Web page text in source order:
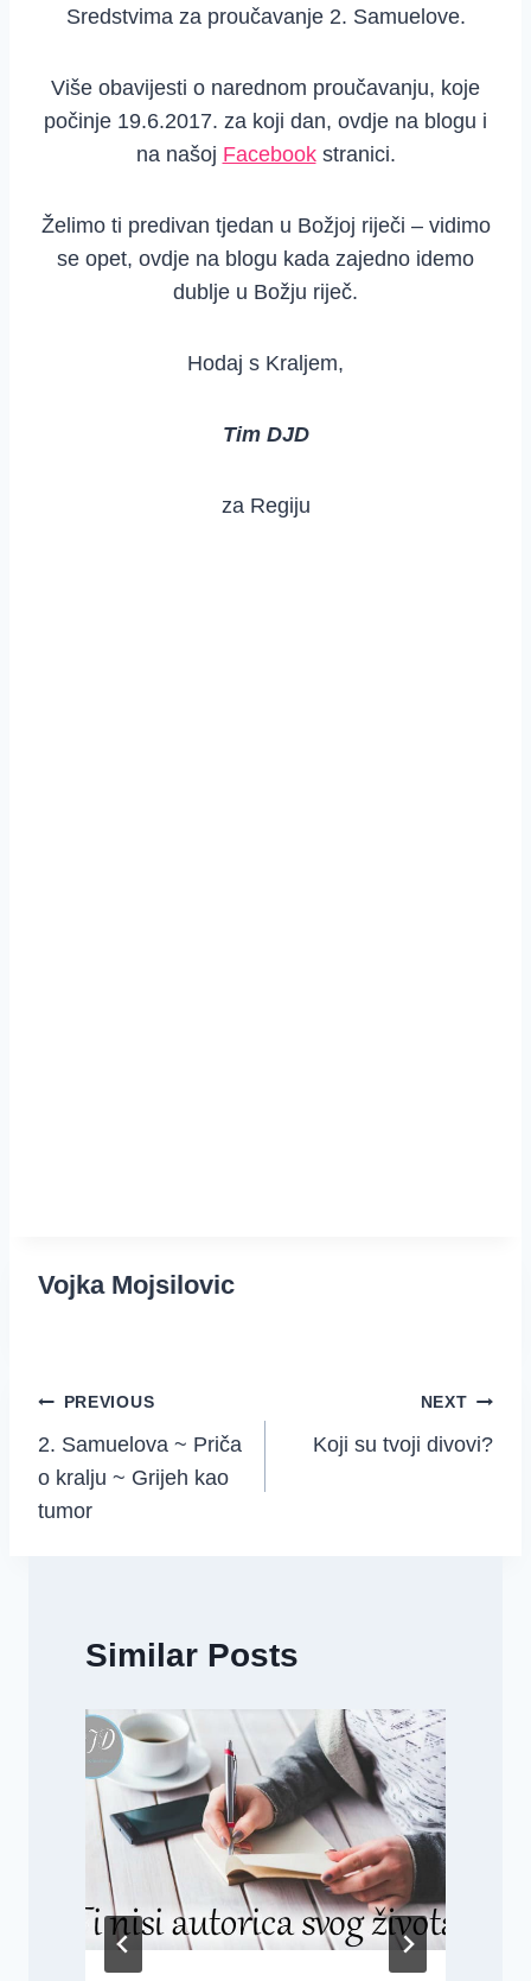
Sredstvima za proučavanje 2. Samuelove.
Više obavijesti o narednom proučavanju, koje
počinje 19.6.2017. za koji dan, ovdje na blogu i
na našoj Facebookstranici.
Želimo ti predivan tjedan u Božjoj riječi – vidimo
se opet, ovdje na blogu kada zajedno idemo
dublje u Božju riječ.
Hodaj s Kraljem,
Tim DJD
za Regiju
Vojka Mojsilovic
Post
navigation
PREVIOUS
2. Samuelova ~ Priča
o kralju ~ Grijeh kao
tumor
NEXT
Koji su tvoji divovi?
Similar Posts